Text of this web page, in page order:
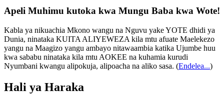
Apeli Muhimu kutoka kwa Mungu Baba kwa Wote!
Kabla ya nikuachia Mkono wangu na Nguvu yake YOTE dhidi ya
Dunia, ninataka KUITA ALIYEWEZA kila mtu afuate Maelekezo
yangu na Maagizo yangu ambayo nitawaambia katika Ujumbe huu
kwa sababu ninataka kila mtu AOKEE na kuhamia kurudi
Nyumbani kwangu alipokuja, alipoacha na aliko sasa. (Endelea...)
Hali ya Haraka